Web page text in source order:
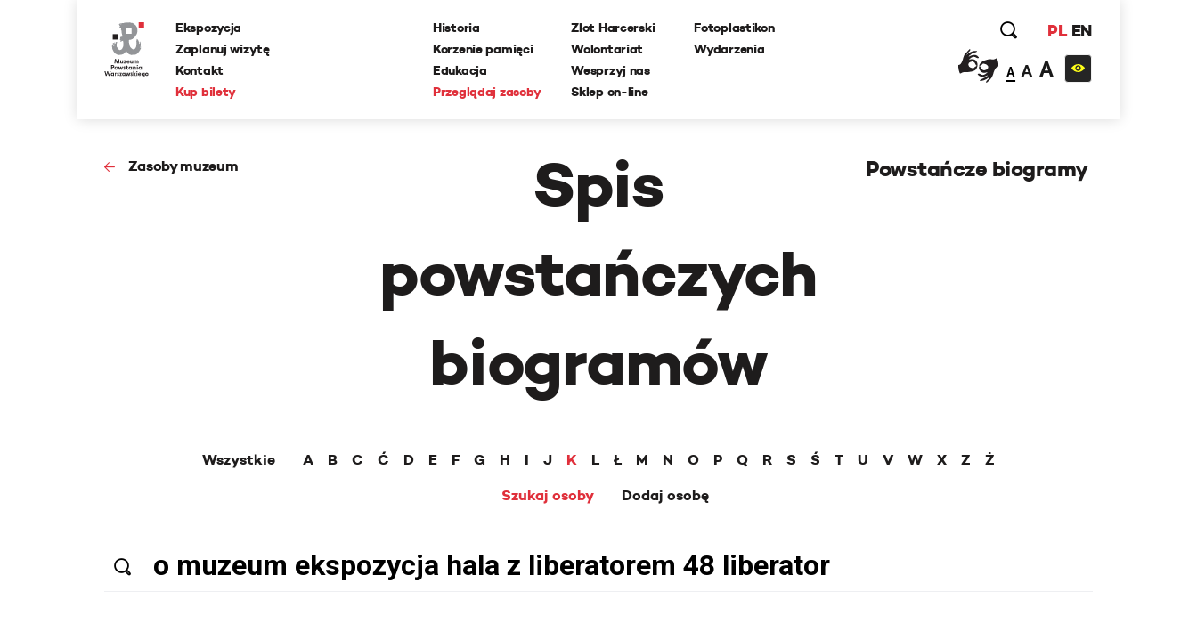
Ekspozycja
Zaplanuj wizytę
Kontakt
Kup bilety
Historia
Korzenie pamięci
Edukacja
Przeglądaj zasoby
Zlot Harcerski
Wolontariat
Wesprzyj nas
Sklep on-line
Fotoplastikon
Wydarzenia
PL EN
A A A
Zasoby muzeum
Spis
powstańczych
biogramów
Powstańcze biogramy
Wszystkie A B C Ć D E F G H I J K L Ł M N O P Q R S Ś T U V W X Z
Ż
Szukaj osoby
Dodaj osobę